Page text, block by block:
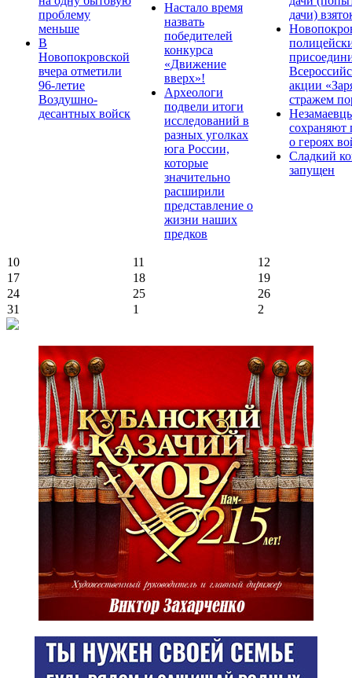
проблему
меньше
В
Новопокровской
вчера отметили
96-летие
Воздушно-
десантных войск
Настало время
назвать
победителей
конкурса
«Движение
вверх»!
Археологи
подвели итоги
исследований в
разных уголках
юга России,
которые
значительно
расширили
представление о
жизни наших
предков
дачи)
акции
стражем
сохраняют
о героях
Сладкий
запущен
10 11
12
17
18
19
24
25
26
31
1 2